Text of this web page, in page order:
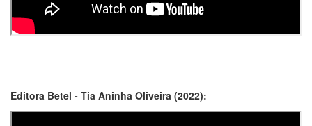
Editora Betel - Tia Aninha Oliveira (2022):